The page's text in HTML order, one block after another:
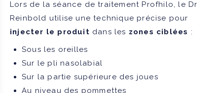
Lors de la séance de traitement Profhilo, le Dr
Reinbold utilise une technique précise pour
injecter le produit dans les zones ciblées :
Sous les oreilles
Sur le pli nasolabial
Sur la partie supérieure des joues
Au niveau des pommettes